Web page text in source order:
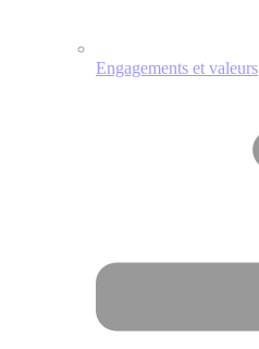
Engagements et valeurs